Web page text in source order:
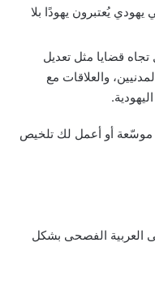
يُعتبرون يهودًا بلا
تجاه قضايا مثل تعديل
والعلاقات مع
موسّعة أو أعمل لك تلخيص
العربية الفصحى بشكل